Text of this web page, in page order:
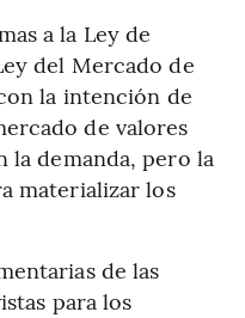
a la Ley de
del Mercado de
la intención de
de valores
la demanda, pero la
materializar los
de las
para los